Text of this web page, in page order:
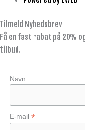
Tilmeld Nyhedsbrev
Få en fast rabat på 20%
tilbud.
Navn
E-mail *